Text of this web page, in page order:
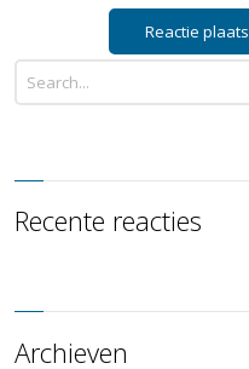
Recente reacties
Archieven